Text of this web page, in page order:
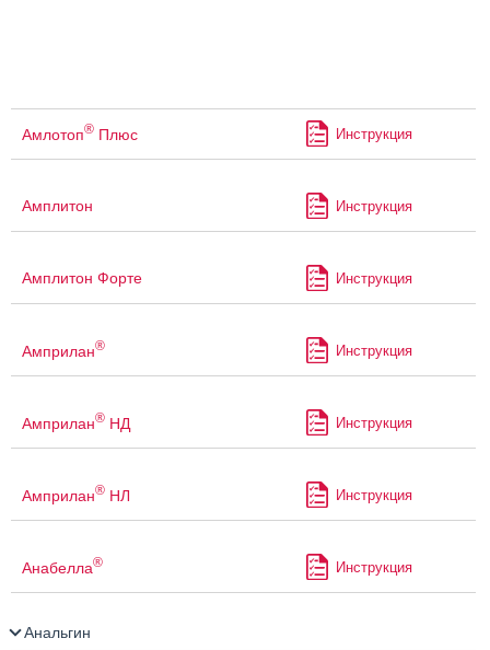
Амлотоп® Плюс Инструкция
Амплитон Инструкция
Амплитон Форте Инструкция
Амприлан® Инструкция
Амприлан® НД Инструкция
Амприлан® НЛ Инструкция
Анабелла® Инструкция
Анальгин